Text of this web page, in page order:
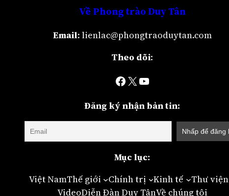
VềPhong trào Duy Tân
Email: lienlac@phongtraoduytan.com
Theo dõi:
Facebook X YouTube
Đăng ký nhận bản tin:
Mục lục:
Việt NamThế giới Chính trị Kinh tế
Thư viện
VideoDiễn Đàn Duy TânVề chúng tôi